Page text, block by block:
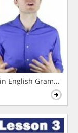
English Grammar